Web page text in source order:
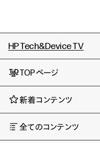
HP Tech&Device TV
TOPページ
新着コンテンツ
全てのコンテンツ